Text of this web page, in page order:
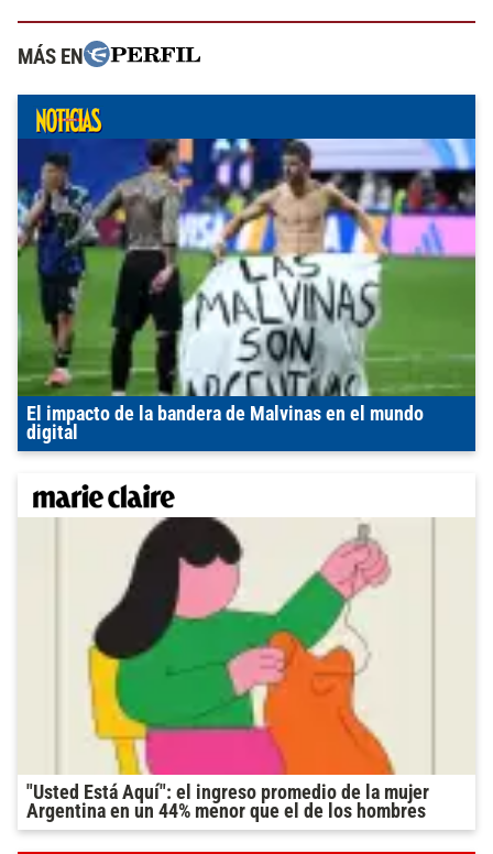
MÁS EN
El impacto de la bandera de Malvinas en el mundo
digital
"Usted Está Aquí": el ingreso promedio de la mujer
Argentina en un 44% menor que el de los hombres